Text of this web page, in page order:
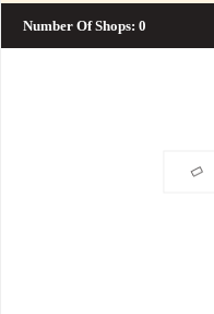
Number Of Shops: 0